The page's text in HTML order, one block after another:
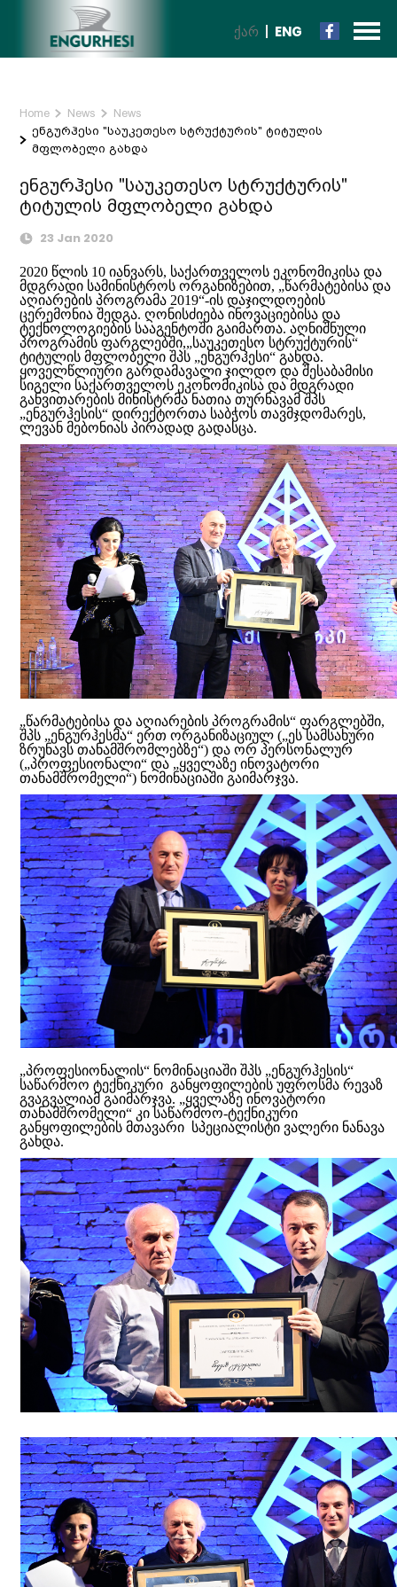
ᲥᲐᲠ ENG
Home News
News
ენგურჰესი "საუკეთესო სტრუქტურის" ტიტულის
მფლობელი გახდა
ენგურჰესი "საუკეთესო სტრუქტურის"
ტიტულის მფლობელი გახდა
23 Jan 2020
2020 წლის 10 იანვარს, საქართველოს ეკონომიკისა და
მდგრადი სამინისტროს ორგანიზებით, „წარმატებისა და
აღიარების პროგრამა 2019“-ის დაჯილდოების
ცერემონია შედგა. ღონისძიება ინოვაციებისა და
ტექნოლოგიების სააგენტოში გაიმართა. აღნიშნული
პროგრამის ფარგლებში,„საუკეთესო სტრუქტურის“
ტიტულის მფლობელი შპს „ენგურჰესი“ გახდა.
ყოველწლიური გარდამავალი ჯილდო და შესაბამისი
სიგელი საქართველოს ეკონომიკისა და მდგრადი
განვითარების მინისტრმა ნათია თურნავამ შპს
„ენგურჰესის“ დირექტორთა საბჭოს თავმჯდომარეს,
ლევან მებონიას პირადად გადასცა.
„წარმატებისა და აღიარების პროგრამის“ ფარგლებში,
შპს „ენგურჰესმა“ ერთ ორგანიზაციულ („ეს სამსახური
ზრუნავს თანამშრომლებზე“) და ორ პერსონალურ
(„პროფესიონალი“ და „ყველაზე ინოვატორი
თანამშრომელი“) ნომინაციაში გაიმარჯვა.
„პროფესიონალის“ ნომინაციაში შპს „ენგურჰესის“
საწარმოო ტექნიკური განყოფილების უფროსმა რევაზ
გვაგვალიამ გაიმარჯვა. „ყველაზე ინოვატორი
თანამშრომელი“ კი საწარმოო-ტექნიკური
განყოფილების მთავარი სპეციალისტი ვალერი ნანავა
გახდა.